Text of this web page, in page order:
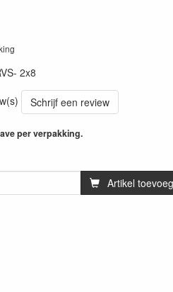
2x8
Schrijf een review
per verpakking.
Artikel